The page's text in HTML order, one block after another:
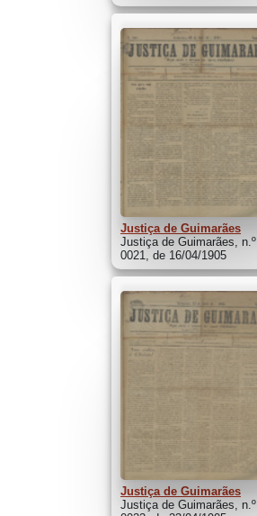
Justiça de Guimarães
Justiça de Guimarães, n.º
0021, de 16/04/1905
Justiça de Guimarães
Justiça de Guimarães, n.º